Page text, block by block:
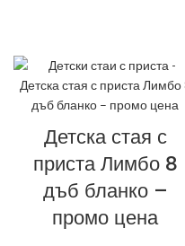
Детска стая с
приста Лимбо 8
дъб бланко –
промо цена